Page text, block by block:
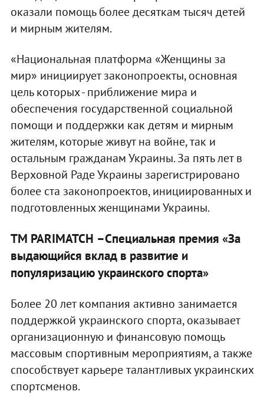
оказали помощь более десяткам тысяч детей
и мирным жителям.
«Национальная платформа «Женщины за
мир» инициирует законопроекты, основная
цель которых - приближение мира и
обеспечения государственной социальной
помощи и поддержки как детям и мирным
жителям, которые живут на войне, так и
остальным гражданам Украины. За пять лет в
Верховной Раде Украины зарегистрировано
более ста законопроектов, инициированных и
подготовленных женщинами Украины.
ТМ PARIMATCH –Специальная премия «За
выдающийся вклад в развитие и
популяризациюукраинскогоспорта»
Более 20 лет компания активно занимается
поддержкой украинского спорта, оказывает
организационную и финансовую помощь
массовым спортивным мероприятиям, а также
способствует карьере талантливых украинских
спортсменов.